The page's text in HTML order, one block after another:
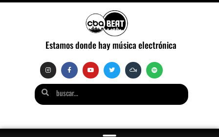
Estamos donde hay música electrónica